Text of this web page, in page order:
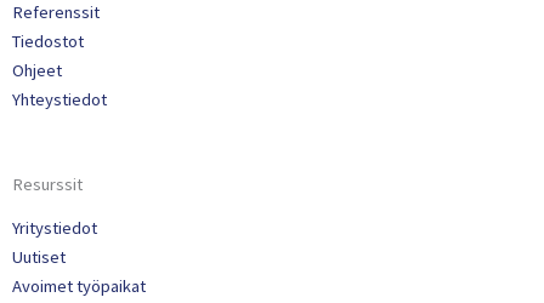
Referenssit
Tiedostot
Ohjeet
Yhteystiedot
Resurssit
Yritystiedot
Uutiset
Avoimet työpaikat